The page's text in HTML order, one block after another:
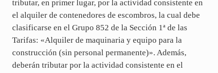
tributar, en primer lugar, por la actividad consistente en
el alquiler de contenedores de escombros, la cual debe
clasificarse en el Grupo 852 de la Sección 1ª de las
Tarifas: «Alquiler de maquinaria y equipo para la
construcción (sin personal permanente)». Además,
deberán tributar por la actividad consistente en el